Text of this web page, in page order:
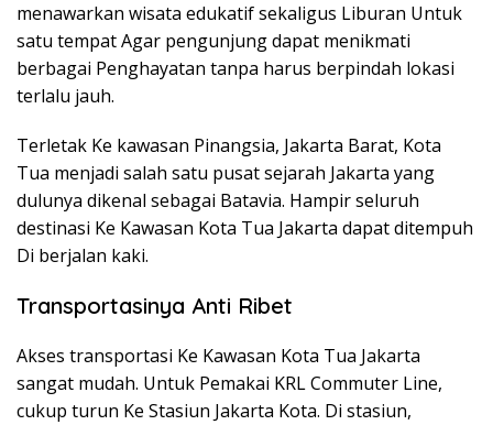
menawarkan wisata edukatif sekaligus Liburan Untuk
satu tempat Agar pengunjung dapat menikmati
berbagai Penghayatan tanpa harus berpindah lokasi
terlalu jauh.
Terletak Ke kawasan Pinangsia, Jakarta Barat, Kota
Tua menjadi salah satu pusat sejarah Jakarta yang
dulunya dikenal sebagai Batavia. Hampir seluruh
destinasi Ke Kawasan Kota Tua Jakarta dapat ditempuh
Di berjalan kaki.
Transportasinya Anti Ribet
Akses transportasi Ke Kawasan Kota Tua Jakarta
sangat mudah. Untuk Pemakai KRL Commuter Line,
cukup turun Ke Stasiun Jakarta Kota. Di stasiun,